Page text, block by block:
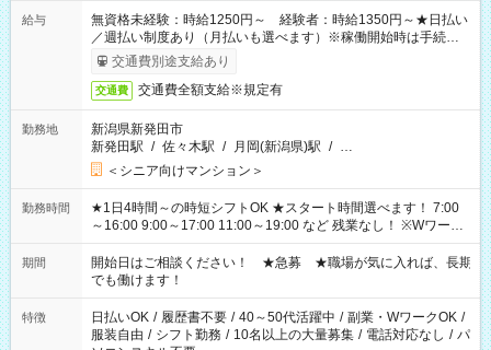
給与
無資格未経験：時給1250円～ 経験者：時給1350円～★日払い
／週払い制度あり（月払いも選べます）※稼働開始時は手続き完
了次第のお支払いとなります。
交通費別途支給あり
交通費 交通費全額支給※規定有
勤務地
新潟県新発田市
新発田駅 / 佐々木駅 / 月岡(新潟県)駅 / …
＜シニア向けマンション＞
勤務時間
★1日4時間～の時短シフトOK ★スタート時間選べます！ 7:00
～16:00 9:00～17:00 11:00～19:00 など 残業なし！ ※Wワーク
の場合、他のお仕事と合わせ週40時間超の就業はご案内できま
せん ※法令に基づき、週20時間以上勤務は社会保険への加入対
象となります ※労働者派遣法（日雇い派遣の原則禁止）によ
り、短時間・短期間の就業はご案内が難しい場合があります
期間
開始日はご相談ください！ ★急募 ★職場が気に入れば、長期
でも働けます！
特徴 日払いOK / 履歴書不要 / 40～50代活躍中 / 副業・WワークOK /
服装自由 / シフト勤務 / 10名以上の大量募集 / 電話対応なし / パ